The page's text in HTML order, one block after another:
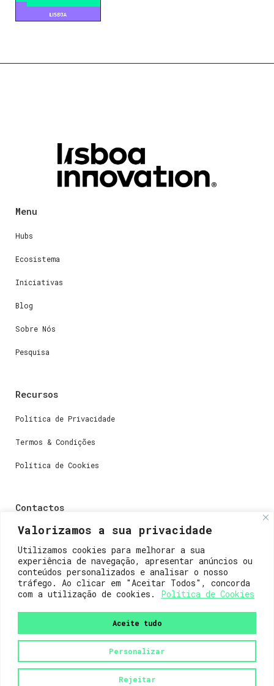
Valorizamos a sua privacidade
Utilizamos cookies para melhorar a sua
experiência de navegação, apresentar anúncios ou
conteúdos personalizados e analisar o nosso
tráfego. Ao clicar em "Aceitar Todos", concorda
com a utilização de cookies.
Política de Cookies
Personalizar
Rejeitar
Aceite tudo
Menu
Hubs
Ecosistema
Iniciativas
Blog
Sobre Nós
Pesquisa
Recursos
Política de Privacidade
Termos & Condições
Política de Cookies
Contactos
Dúvidas ou perguntas envie-nos um e-mail para
Dúvidas de registro ou suporte, envie um e-mail para
support@lisboainnovation.com
2023© Lisboa Innovation. Todos os direitos reservados.